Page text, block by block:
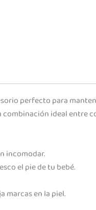
perfecto para
ideal entre
incomodar.
el pie de tu bebé.
marcas en la piel.